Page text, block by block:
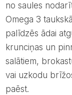
no saules
Omega 3
palīdzēs ādai
krunciņas un
salātiem,
vai uzkodu
paēst.